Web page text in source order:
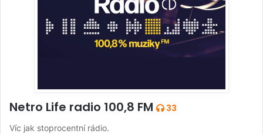
Netro Life radio 100,8 FM 33
Víc jak stoprocentní rádio.